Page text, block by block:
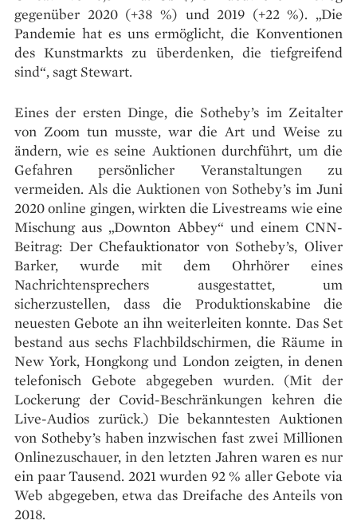
gegenüber 2020 (+38 %) und 2019 (+22 %). „Die
Pandemie hat es uns ermöglicht, die Konventionen
des Kunstmarkts zu überdenken, die tiefgreifend
sind“, sagt Stewart.
Eines der ersten Dinge, die Sotheby’s im Zeitalter
von Zoom tun musste, war die Art und Weise zu
ändern, wie es seine Auktionen durchführt, um die
Gefahren persönlicher Veranstaltungen zu
vermeiden. Als die Auktionen von Sotheby’s im Juni
2020 online gingen, wirkten die Livestreams wie eine
Mischung aus „Downton Abbey“ und einem CNN-
Beitrag: Der Chefauktionator von Sotheby’s, Oliver
Barker, wurde mit dem Ohrhörer eines
Nachrichtensprechers ausgestattet, um
sicherzustellen, dass die Produktionskabine die
neuesten Gebote an ihn weiterleiten konnte. Das Set
bestand aus sechs Flachbildschirmen, die Räume in
New York, Hongkong und London zeigten, in denen
telefonisch Gebote abgegeben wurden. (Mit der
Lockerung der Covid-Beschränkungen kehren die
Live-Audios zurück.) Die bekanntesten Auktionen
von Sotheby’s haben inzwischen fast zwei Millionen
Onlinezuschauer, in den letzten Jahren waren es nur
ein paar Tausend. 2021 wurden 92 % aller Gebote via
Web abgegeben, etwa das Dreifache des Anteils von
2018.